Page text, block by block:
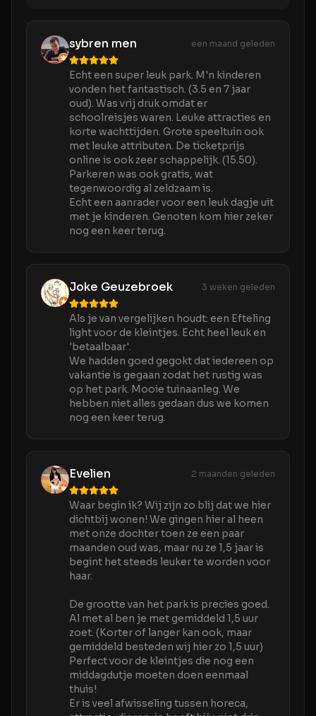
sybren men een maand geleden
Echt een super leuk park. M'n kinderen
vonden het fantastisch. (3.5 en 7 jaar
oud). Was vrij druk omdat er
schoolreisjes waren. Leuke attracties en
korte wachttijden. Grote speeltuin ook
met leuke attributen. De ticketprijs
online is ook zeer schappelijk. (15.50).
Parkeren was ook gratis, wat
tegenwoordig al zeldzaam is.
Echt een aanrader voor een leuk dagje uit
met je kinderen. Genoten kom hier zeker
nog een keer terug.
Joke Geuzebroek 3 weken geleden
Als je van vergelijken houdt: een Efteling
light voor de kleintjes. Echt heel leuk en
'betaalbaar'.
We hadden goed gegokt dat iedereen op
vakantie is gegaan zodat het rustig was
op het park. Mooie tuinaanleg. We
hebben niet alles gedaan dus we komen
nog een keer terug.
Evelien 2 maanden geleden
Waar begin ik? Wij zijn zo blij dat we hier
dichtbij wonen! We gingen hier al heen
met onze dochter toen ze een paar
maanden oud was, maar nu ze 1,5 jaar is
begint het steeds leuker te worden voor
haar.
De grootte van het park is precies goed.
Al met al ben je met gemiddeld 1,5 uur
zoet. (Korter of langer kan ook, maar
gemiddeld besteden wij hier zo 1,5 uur)
Perfect voor de kleintjes die nog een
middagdutje moeten doen eenmaal
thuis!
Er is veel afwisseling tussen horeca,